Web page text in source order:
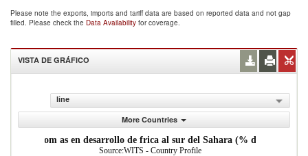
Please note the exports, imports and tariff data are based on reported data and not gap
filled. Please check the Data Availability for coverage.
VISTA DE GRÁFICO
line
More Countries
Mercader as importadas desde econom as en desarrollo de frica al sur del
Source:WITS - Country Profile